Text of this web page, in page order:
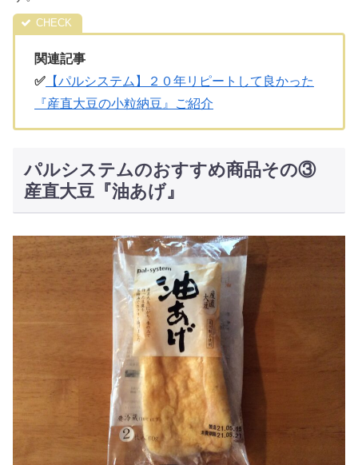
関連記事
✅ 【パルシステム】２０年リピートして良かった
『産直大豆の小粒納豆』ご紹介
パルシステムのおすすめ商品その③
産直大豆『油あげ』